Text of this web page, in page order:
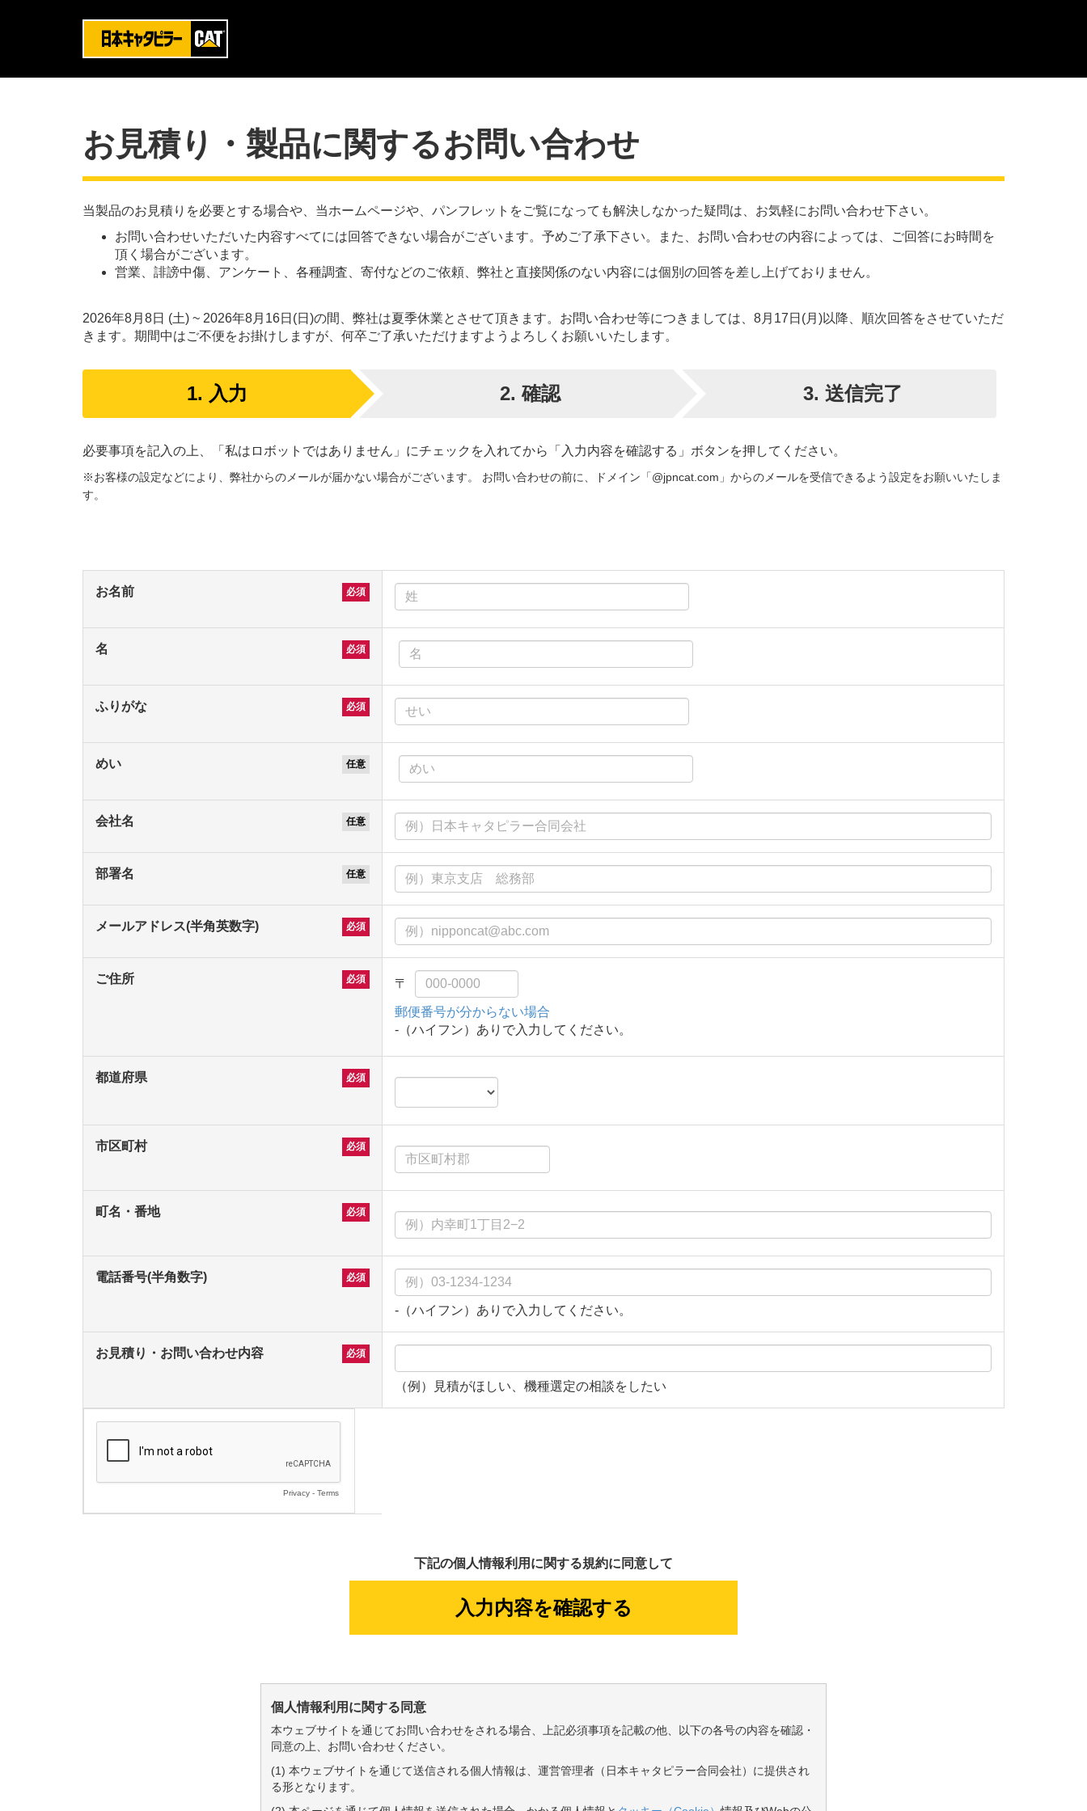
お見積り・製品に関するお問い合わせ
当製品のお見積りを必要とする場合や、当ホームページや、パンフレットをご覧になっても解決しなかった疑問は、お気軽にお問い合わせ下さい。
お問い合わせいただいた内容すべてには回答できない場合がございます。予めご了承下さい。また、お問い合わせの内容によっては、ご回答にお時間を
頂く場合がございます。
営業、誹謗中傷、アンケート、各種調査、寄付などのご依頼、弊社と直接関係のない内容には個別の回答を差し上げておりません。
2026年8月8日 (土) ~ 2026年8月16日(日)の間、弊社は夏季休業とさせて頂きます。お問い合わせ等につきましては、8月17日(月)以降、順次回答をさせていただ
きます。期間中はご不便をお掛けしますが、何卒ご了承いただけますようよろしくお願いいたします。
1. 入力 2.確認 3. 送信完了
必要事項を記入の上、「私はロボットではありません」にチェックを入れてから「入力内容を確認する」ボタンを押してください。
※お客様の設定などにより、弊社からのメールが届かない場合がございます。 お問い合わせの前に、ドメイン「@jpncat.com」からのメールを受信できるよう設定をお願いいたしま
す。
お名前
名
ふりがな
めい
会社名
部署名
メールアドレス(半角英数字)
ご住所
郵便番号が分からない場合
-（ハイフン）ありで入力してください。
都道府県
市区町村
町名・番地
電話番号(半角数字)
-（ハイフン）ありで入力してください。
お見積り・お問い合わせ内容
（例）見積がほしい、機種選定の相談をしたい
Privacy - Terms
下記の個人情報利用に関する規約に同意して
個人情報利用に関する同意
本ウェブサイトを通じてお問い合わせをされる場合、上記必須事項を記載の他、以下の各号の内容を確認・
同意の上、お問い合わせください。
(1) 本ウェブサイトを通じて送信される個人情報は、運営管理者（日本キャタピラー合同会社）に提供され
る形となります。